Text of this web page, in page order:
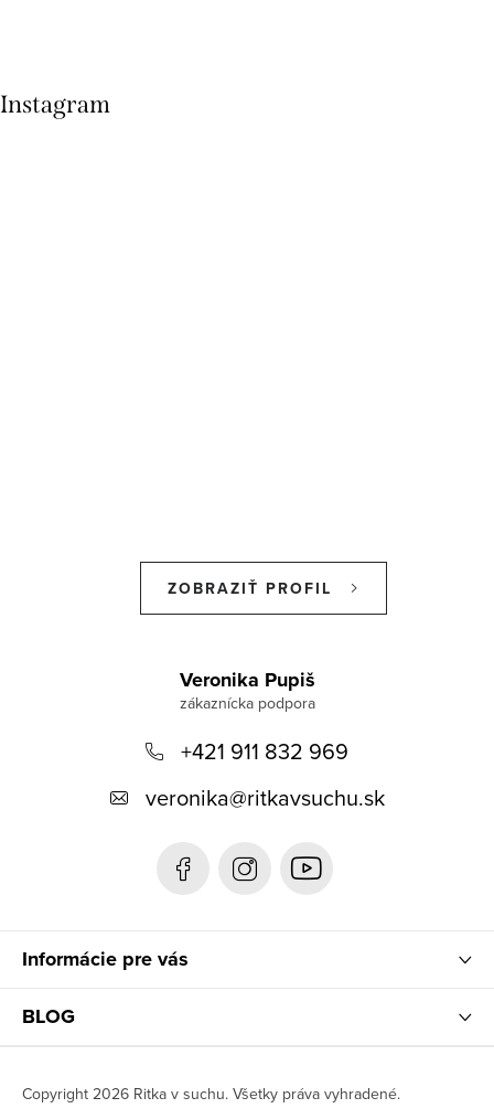
Instagram
ZOBRAZIŤ PROFIL
Veronika Pupiš
+421 911 832 969
veronika@ritkavsuchu.sk
Informácie pre vás
BLOG
Copyright 2026 Ritka v suchu. Všetky práva vyhradené.